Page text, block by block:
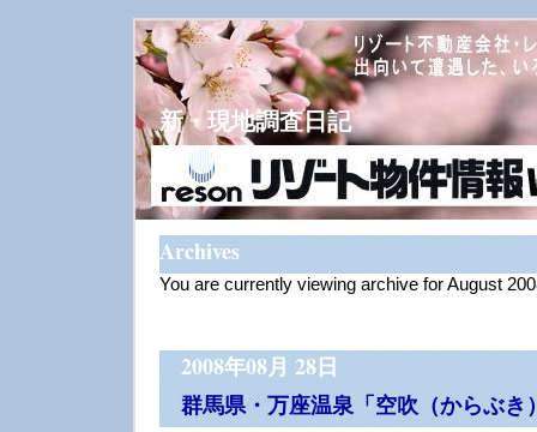
新・現地調査日記
Archives
You are currently viewing archive for August
2008年08月 28日
群馬県・万座温泉「空吹（からぶき